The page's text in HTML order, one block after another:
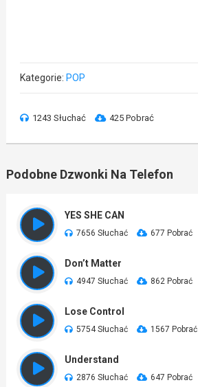
Kategorie: POP
1243 Słuchać 425 Pobrać
Podobne Dzwonki Na Telefon
YES SHE CAN
7656 Słuchać 677 Pobrać
Don’t Matter
4947 Słuchać 862 Pobrać
Lose Control
5754 Słuchać 1567 Pobrać
Understand
2876 Słuchać 647 Pobrać